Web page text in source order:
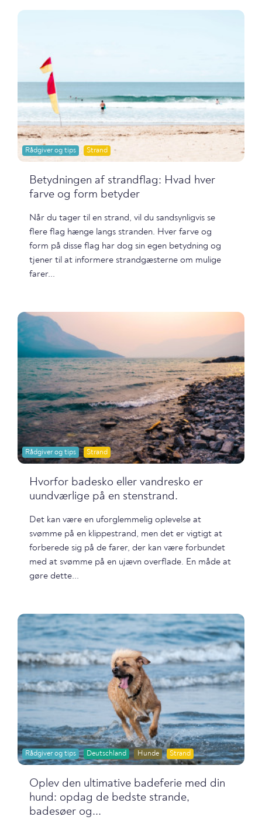
Rådgiver og tips Strand
Betydningen af strandflag: Hvad hver
farve og form betyder
Når du tager til en strand, vil du sandsynligvis se
flere flag hænge langs stranden. Hver farve og
form på disse flag har dog sin egen betydning og
tjener til at informere strandgæsterne om mulige
farer...
Rådgiver og tips Strand
Hvorfor badesko eller vandresko er
uundværlige på en stenstrand.
Det kan være en uforglemmelig oplevelse at
svømme på en klippestrand, men det er vigtigt at
forberede sig på de farer, der kan være forbundet
med at svømme på en ujævn overflade. En måde at
gøre dette...
Rådgiver og tips Deutschland Hunde Strand
Oplev den ultimative badeferie med din
hund: opdag de bedste strande,
badesøer og...